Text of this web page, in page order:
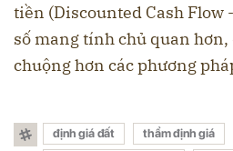
tiền (Discounted Cash Flow
số mang tính chủ quan hơn,
chuộng hơn các phương
định giá đất thẩm định giá